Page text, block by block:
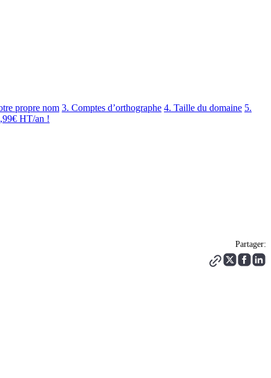
propre nom 3. Comptes d’orthographe 4. Taille du domaine 5.
HT/an !
Partager: